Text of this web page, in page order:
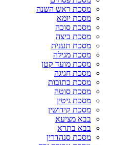
מסכת ראש השנה
מסכת יומא
מסכת סוכה
מסכת ביצה
מסכת תענית
מסכת מגילה
מסכת מועד קטן
מסכת חגיגה
מסכת כתובות
מסכת סוטה
מסכת גיטין
מסכת קידושין
בבא מציעא
בבא בתרא
מסכת סנהדרין